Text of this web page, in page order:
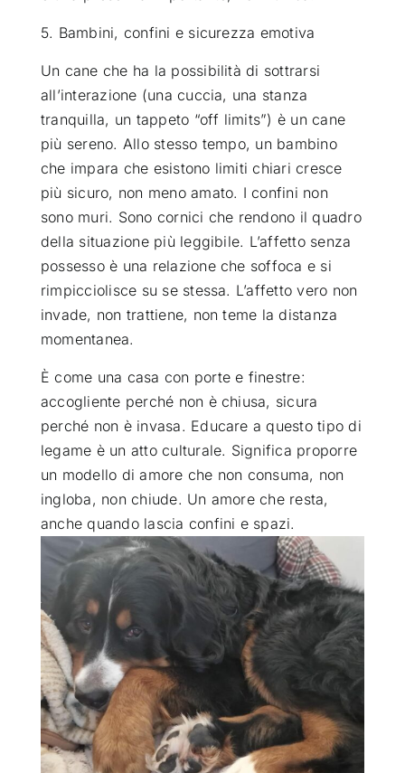
5. Bambini, confini e sicurezza emotiva
Un cane che ha la possibilità di sottrarsi
all’interazione (una cuccia, una stanza
tranquilla, un tappeto “off limits”) è un cane
più sereno. Allo stesso tempo, un bambino
che impara che esistono limiti chiari cresce
più sicuro, non meno amato. I confini non
sono muri. Sono cornici che rendono il quadro
della situazione più leggibile. L’affetto senza
possesso è una relazione che soffoca e si
rimpicciolisce su se stessa. L’affetto vero non
invade, non trattiene, non teme la distanza
momentanea.
È come una casa con porte e finestre:
accogliente perché non è chiusa, sicura
perché non è invasa. Educare a questo tipo di
legame è un atto culturale. Significa proporre
un modello di amore che non consuma, non
ingloba, non chiude. Un amore che resta,
anche quando lascia confini e spazi.